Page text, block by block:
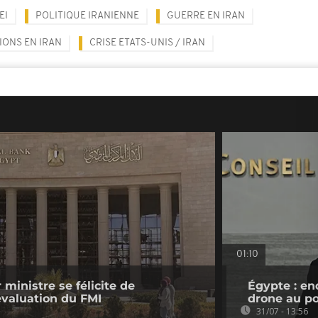
POLITIQUE IRANIENNE GUERRE EN IRAN
EN IRAN CRISE ETATS-UNIS / IRAN
ministre se félicite de
du FMI
01:10
Égypte :
drone au
31/07 - 13:56